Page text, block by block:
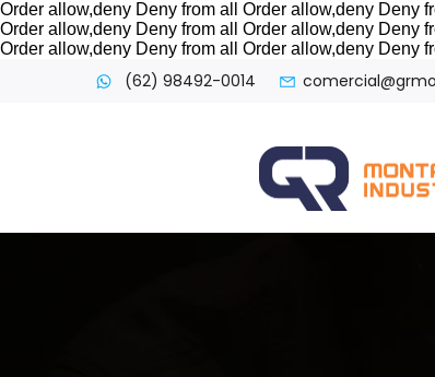
Order allow,deny Deny from all Order allow,deny Deny
Order allow,deny Deny from all Order allow,deny Deny
Order allow,deny Deny from all Order allow,deny Deny
(62) 98492-0014